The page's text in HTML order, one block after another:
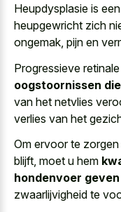
Heupdysplasie is een
heupgewricht zich
ongemak, pijn en
Progressieve
oogstoornissen
van het netvlies
verlies van het
Om ervoor te
blijft, moet u hem
hondenvoer
zwaarlijvigheid te